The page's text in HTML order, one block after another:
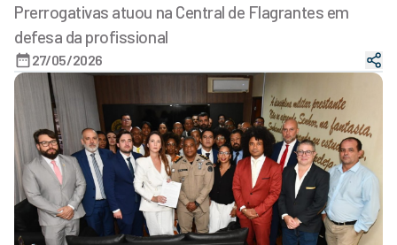
Prerrogativas atuou na Central de Flagrantes em
defesa da profissional
27/05/2026